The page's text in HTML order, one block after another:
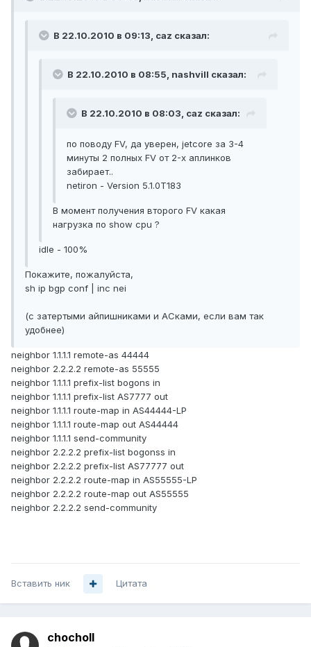
В 22.10.2010 в 09:13, caz сказал:
В 22.10.2010 в 08:55, nashvill сказал:
В 22.10.2010 в 08:03, caz сказал:
по поводу FV, да уверен, jetcore за 3-4
минуты 2 полных FV от 2-х аплинков
забирает..
netiron - Version 5.1.0T183
В момент получения второго FV какая
нагрузка по show cpu ?
idle - 100%
Покажите, пожалуйста,
sh ip bgp conf | inc nei
(с затертыми айпишниками и АСками, если вам так
удобнее)
neighbor 1.1.1.1 remote-as 44444
neighbor 2.2.2.2 remote-as 55555
neighbor 1.1.1.1 prefix-list bogons in
neighbor 1.1.1.1 prefix-list AS7777 out
neighbor 1.1.1.1 route-map in AS44444-LP
neighbor 1.1.1.1 route-map out AS44444
neighbor 1.1.1.1 send-community
neighbor 2.2.2.2 prefix-list bogonss in
neighbor 2.2.2.2 prefix-list AS77777 out
neighbor 2.2.2.2 route-map in AS55555-LP
neighbor 2.2.2.2 route-map out AS55555
neighbor 2.2.2.2 send-community
Вставить ник Цитата
chocholl